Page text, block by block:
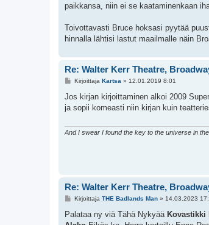
paikkansa, niin ei se kaataminenkaan
Toivottavasti Bruce hoksasi pyytää
hinnalla lähtisi lastut maailmalle näin
Re: Walter Kerr Theatre,
V
e
t
Kirjoittaja Kartsa» 12.01.2019 8:01
Jos kirjan kirjoittaminen alkoi 2009
ja sopii komeasti niin kirjan kuin
And I swear I found the key to the universe in
Re: Walter Kerr Theatre,
V
e
Kirjoittaja THE Badlands Man» 14.03.2023
Palataa ny viä Tähä Nykyää Kovastikki